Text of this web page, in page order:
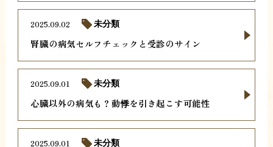
腎臓の病気セルフチェックと受診のサイン
2025.09.02 未分類
心臓以外の病気も？動悸を引き起こす可能性
2025.09.01 未分類
2025.09.01 未分類